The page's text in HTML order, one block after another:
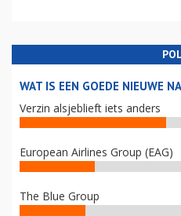
WAT IS EEN GOEDE NIEUWE
Verzin alsjeblieft iets anders
European Airlines Group (EAG)
The Blue Group